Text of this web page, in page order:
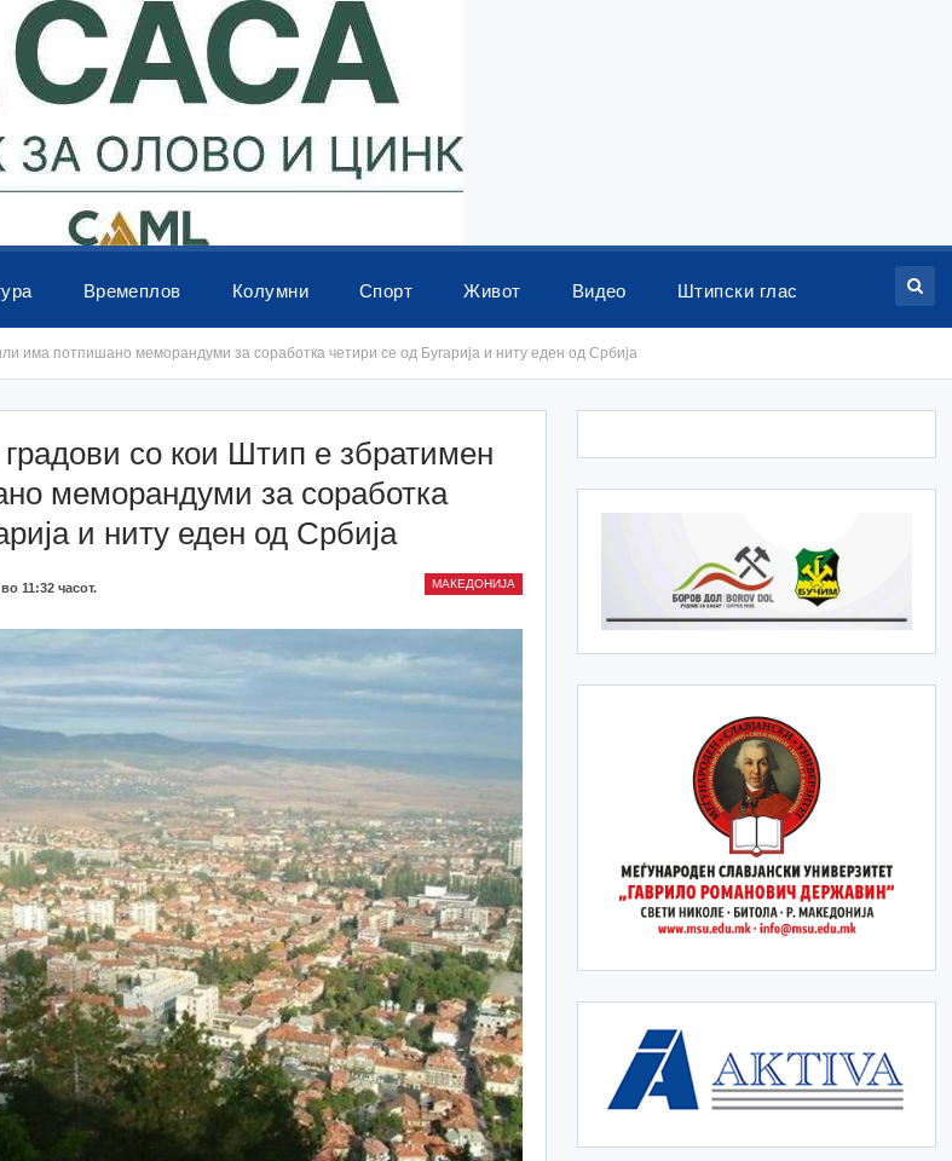
Времеплов Колумни Спорт Живот Видео Штипски глас
има потпишано меморандуми за соработка четири се од Бугарија и ниту еден од Србија
со кои Штип е збратимен
меморандуми за соработка
и ниту еден од Србија
МАКЕДОНИЈА
11:32 часот.